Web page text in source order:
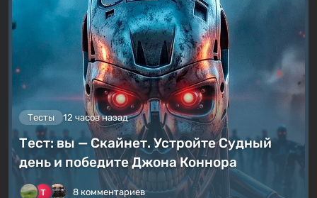
Тесты 12 часов назад
Тест: вы — Скайнет. Устройте Судный
день и победите Джона Коннора
8 комментариев